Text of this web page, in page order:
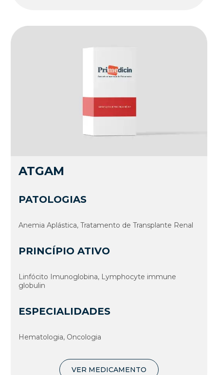
ATGAM
PATOLOGIAS
Anemia Aplástica, Tratamento de Transplante Renal
PRINCÍPIO ATIVO
Linfócito Imunoglobina, Lymphocyte immune
globulin
ESPECIALIDADES
Hematologia, Oncologia
VER MEDICAMENTO